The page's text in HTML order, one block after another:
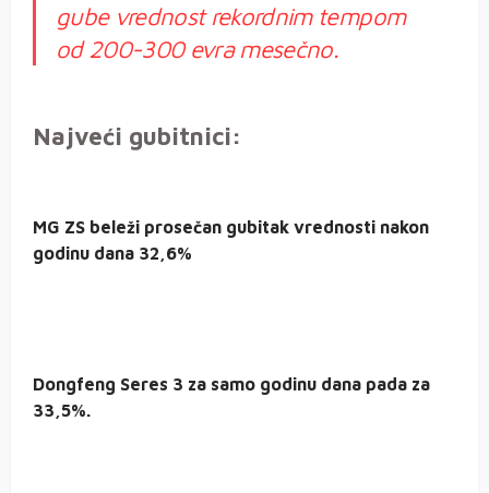
gube vrednost rekordnim tempom
od 200-300 evra mesečno.
Najveći gubitnici:
MG ZS beleži prosečan gubitak vrednosti nakon
godinu dana 32,6%
Dongfeng Seres 3 za samo godinu dana pada za
33,5%.